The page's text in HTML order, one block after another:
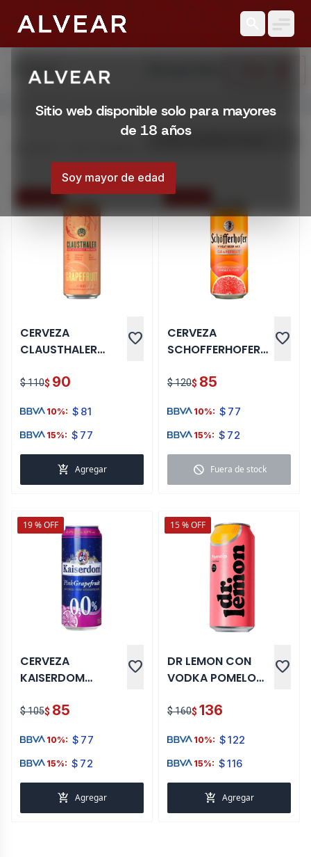
Sitio web disponible solo para mayores
de 18 años
Soy mayor de edad
Buscar
Licorería Alvear | Catálogo online
Catálogo online de Licorería Alvear. Comprá con envíos en
18 % OFF
CERVEZA
CLAUSTHALER
favorite
$ 110$ 90
10%: $ 81
15%: $ 77
add_shopping_cart Agregar
29 % OFF
CERVEZA
SCHOFFERHOFER
LATA
favorite
$ 120$ 85
10%: $ 77
15%: $ 72
block Fuera de stock
19 % OFF
CERVEZA
KAISERDOM
ML
favorite
$ 105$ 85
10%: $ 77
15%: $ 72
add_shopping_cart Agregar
15 % OFF
DR LEMON CON
VODKA POMELO
favorite
$ 160$ 136
10%: $122
15%: $116
add_shopping_cart Agregar